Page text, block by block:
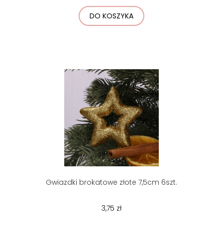
DO KOSZYKA
Gwiazdki brokatowe złote 7,5cm 6szt.
3,75 zł